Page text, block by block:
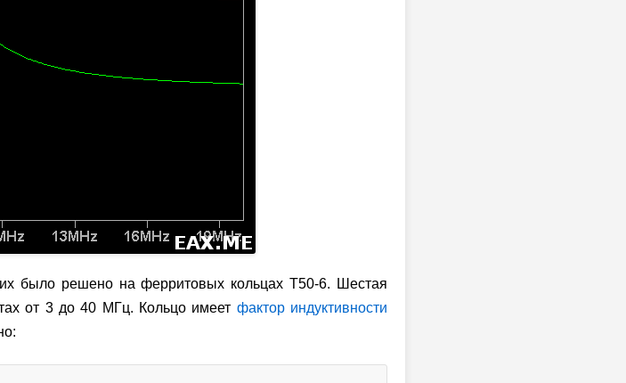
было решено на ферритовых кольцах T50-6. Шестая
от 3 до 40 МГц. Кольцо имеет фактор индуктивности